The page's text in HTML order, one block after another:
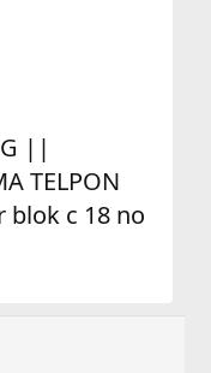
||
TELPON
blok c 18 no